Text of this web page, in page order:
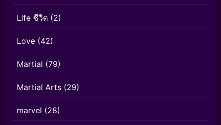
Life ชีวิต (2)
Love (42)
Martial (79)
Martial Arts (29)
marvel (28)